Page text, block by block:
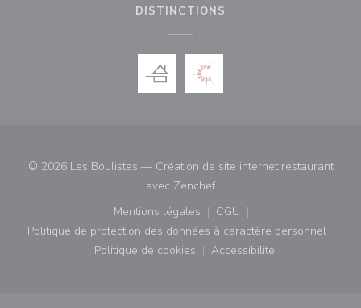
DISTINCTIONS
© 2026 Les Boulistes — Création de site internet restaurant
avec Zenchef((ouvre une nouvelle
Mentions légales
((ouvre une nouvelle fenêtre))
CGU
((ouvre une nouvelle
Politique de protection des données à caractère personnel
((ouvre une nouvelle fenêtre))
Politique de cookies
((ouvre une nouvelle fenêtre))
Accessibilite
((ouvre une nouvelle